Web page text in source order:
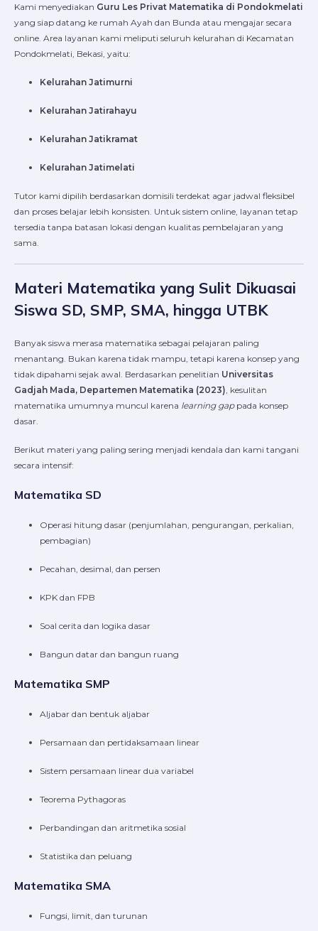
Kami menyediakan Guru Les Privat Matematika di Pondokmelati
yang siap datang ke rumah Ayah dan Bunda atau mengajar secara
online. Area layanan kami meliputi seluruh kelurahan di Kecamatan
Pondokmelati, Bekasi, yaitu:
Kelurahan Jatimurni
Kelurahan Jatirahayu
Kelurahan Jatikramat
Kelurahan Jatimelati
Tutor kami dipilih berdasarkan domisili terdekat agar jadwal fleksibel
dan proses belajar lebih konsisten. Untuk sistem online, layanan tetap
tersedia tanpa batasan lokasi dengan kualitas pembelajaran yang
sama.
Materi Matematika yang Sulit Dikuasai
Siswa SD, SMP, SMA, hingga UTBK
Banyak siswa merasa matematika sebagai pelajaran paling
menantang. Bukan karena tidak mampu, tetapi karena konsep yang
tidak dipahami sejak awal. Berdasarkan penelitian Universitas
Gadjah Mada, Departemen Matematika (2023) , kesulitan
matematika umumnya muncul karena learning gappada konsep
dasar.
Berikut materi yang paling sering menjadi kendala dan kami tangani
secara intensif:
Matematika SD
Operasi hitung dasar (penjumlahan, pengurangan, perkalian,
pembagian)
Pecahan, desimal, dan persen
KPK dan FPB
Soal cerita dan logika dasar
Bangun datar dan bangun ruang
Matematika SMP
Aljabar dan bentuk aljabar
Persamaan dan pertidaksamaan linear
Sistem persamaan linear dua variabel
Teorema Pythagoras
Perbandingan dan aritmetika sosial
Statistika dan peluang
Matematika SMA
Fungsi, limit, dan turunan